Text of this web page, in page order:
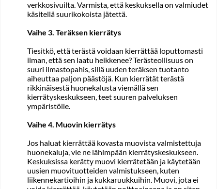
verkkosivuilta. Varmista, että keskuksella on valmiudet
käsitellä suurikokoista jätettä.
Vaihe 3. Teräksen kierrätys
Tiesitkö, että terästä voidaan kierrättää loputtomasti
ilman, että sen laatu heikkenee? Terästeollisuus on
suuri ilmastopahis, sillä uuden teräksen tuotanto
aiheuttaa paljon päästöjä. Kun kierrätät terästä
rikkinäisestä huonekalusta viemällä sen
kierrätyskeskukseen, teet suuren palveluksen
ympäristölle.
Vaihe 4. Muovin kierrätys
Jos haluat kierrättää kovasta muovista valmistettuja
huonekaluja, vie ne lähimpään kierrätyskeskukseen.
Keskuksissa kerätty muovi kierrätetään ja käytetään
uusien muovituotteiden valmistukseen, kuten
liikennekartioihin ja kukkaruukkuihin. Muovi, jota ei